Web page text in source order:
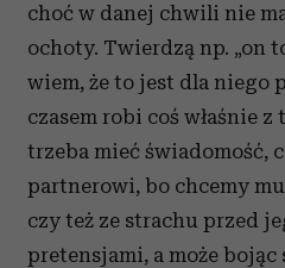
choć w danej chwili nie
ochoty. Twierdzą np. „on
wiem, że to jest dla niego
czasem robi coś właśnie
trzeba mieć świadomość,
partnerowi, bo chcemy
czy też ze strachu przed
pretensjami, a może bojąc